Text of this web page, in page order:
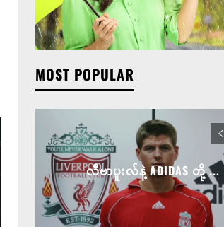
MOST POPULAR
လီဗာပူးလ်နဲ့ ADIDAS တို့ ...